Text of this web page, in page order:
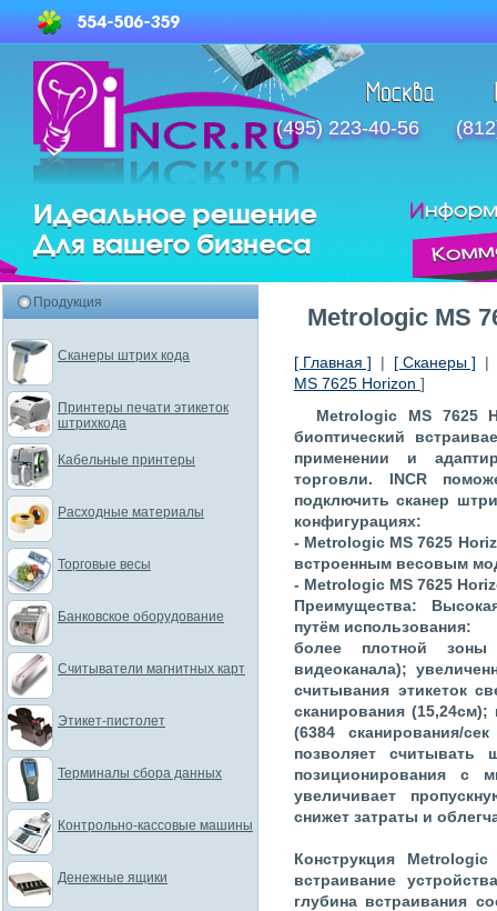
(495) 223-40-56
Metrologic MS
[ Главная ] | [ Сканеры ] |
MS 7625 Horizon ]
Metrologic MS 7625
биоптический
применении и
торговли. INCR
подключить сканер
конфигурациях:
- Metrologic MS 7625
встроенным весовым
- Metrologic MS 7625
Преимущества:
путём использования:
более плотной зоны
видеоканала);
считывания этикеток
сканирования
(6384 сканирования/
позволяет считывать
позиционирования с
увеличивает
снижет затраты и
Конструкция
встраивание
глубина встраивания
Продукция
Сканеры штрих кода
Принтеры печати этикеток
штрихкода
Кабельные принтеры
Расходные материалы
Торговые весы
Банковское оборудование
Считыватели магнитных карт
Этикет-пистолет
Терминалы сбора данных
Контрольно-кассовые машины
Денежные ящики